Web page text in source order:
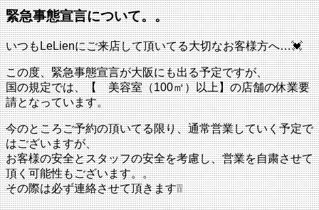
緊急事態宣言について。。
いつもLeLienにご来店して頂いてる大切なお客様方へ…💓
この度、緊急事態宣言が大阪にも出る予定ですが、
国の規定では、【 美容室（100㎡）以上】の店舗の休業要
請となっています。
今のところご予約の頂いてる限り、通常営業していく予定で
はございますが、
お客様の安全とスタッフの安全を考慮し、営業を自粛させて
頂く可能性もございます。。
その際は必ず連絡させて頂きます❕❕